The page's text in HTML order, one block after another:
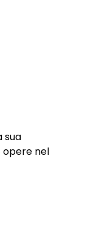
sua
opere nel